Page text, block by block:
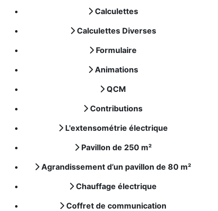
Calculettes
Calculettes Diverses
Formulaire
Animations
QCM
Contributions
L'extensométrie électrique
Pavillon de 250 m²
Agrandissement d’un pavillon de 80 m²
Chauffage électrique
Coffret de communication